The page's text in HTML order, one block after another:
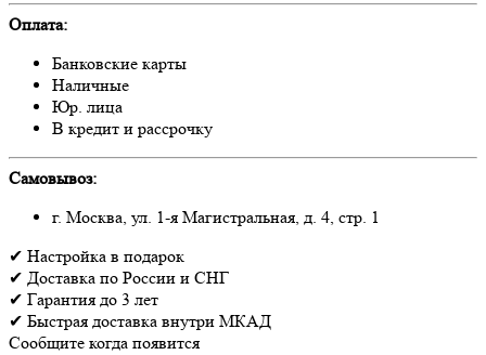
Оплата:
Банковские карты
Наличные
Юр. лица
В кредит и рассрочку
Самовывоз:
г. Москва, ул. 1-я Магистральная, д. 4, стр. 1
✔ Настройка в подарок
✔ Доставка по России и СНГ
✔ Гарантия до 3 лет
✔ Быстрая доставка внутри МКАД
Сообщите когда появится